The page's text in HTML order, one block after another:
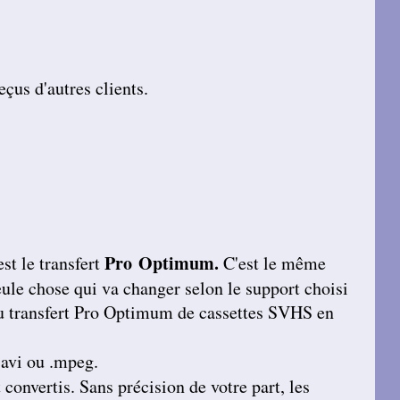
d'autres clients.
le transfertPro Optimum. C'est le même
chose qui va changer selon le support choisi
Pro Optimum de cassettes SVHS en
ou .mpeg.
Sans précision de votre part, les